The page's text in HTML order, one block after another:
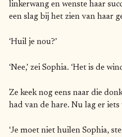
linkerwang en wenste haar
een slag bij het zien van haar
‘Huil je nou?’
‘Nee,’ zei Sophia. ‘Het is de
Ze keek nog eens naar die
had van de hare. Nu lag er iets
‘Je moet niet huilen Sophia,